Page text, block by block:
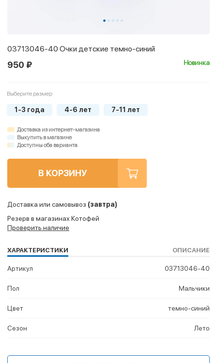
03713046-40 Очки детские темно-синий
950 ₽ Новинка
Выберите размер
1-3 года 4-6 лет 7-11 лет
Доставка из интернет-магазина
Выкупить в магазине
Доступны оба варианта
В КОРЗИНУ
Доставка или самовывоз (завтра)
Резерв в магазинах Котофей
Проверить наличие
ХАРАКТЕРИСТИКИ ОПИСАНИЕ
Артикул 03713046-40
Пол Мальчики
Цвет темно-синий
Сезон Лето